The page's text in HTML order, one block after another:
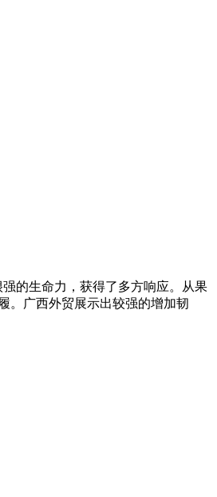
的生命力，获得了多方响应。从果
。广西外贸展示出较强的增加韧